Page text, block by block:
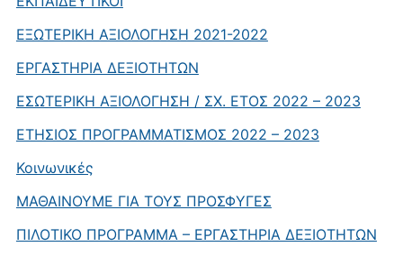
ΕΞΩΤΕΡΙΚΗ ΑΞΙΟΛΟΓΗΣΗ 2021-2022
ΕΡΓΑΣΤΗΡΙΑ ΔΕΞΙΟΤΗΤΩΝ
ΕΣΩΤΕΡΙΚΗ ΑΞΙΟΛΟΓΗΣΗ / ΣΧ. ΕΤΟΣ 2022 – 2023
ΕΤΗΣΙΟΣ ΠΡΟΓΡΑΜΜΑΤΙΣΜΟΣ 2022 – 2023
Κοινωνικές
ΜΑΘΑΙΝΟΥΜΕ ΓΙΑ ΤΟΥΣ ΠΡΟΣΦΥΓΕΣ
ΠΙΛΟΤΙΚΟ ΠΡΟΓΡΑΜΜΑ – ΕΡΓΑΣΤΗΡΙΑ ΔΕΞΙΟΤΗΤΩΝ